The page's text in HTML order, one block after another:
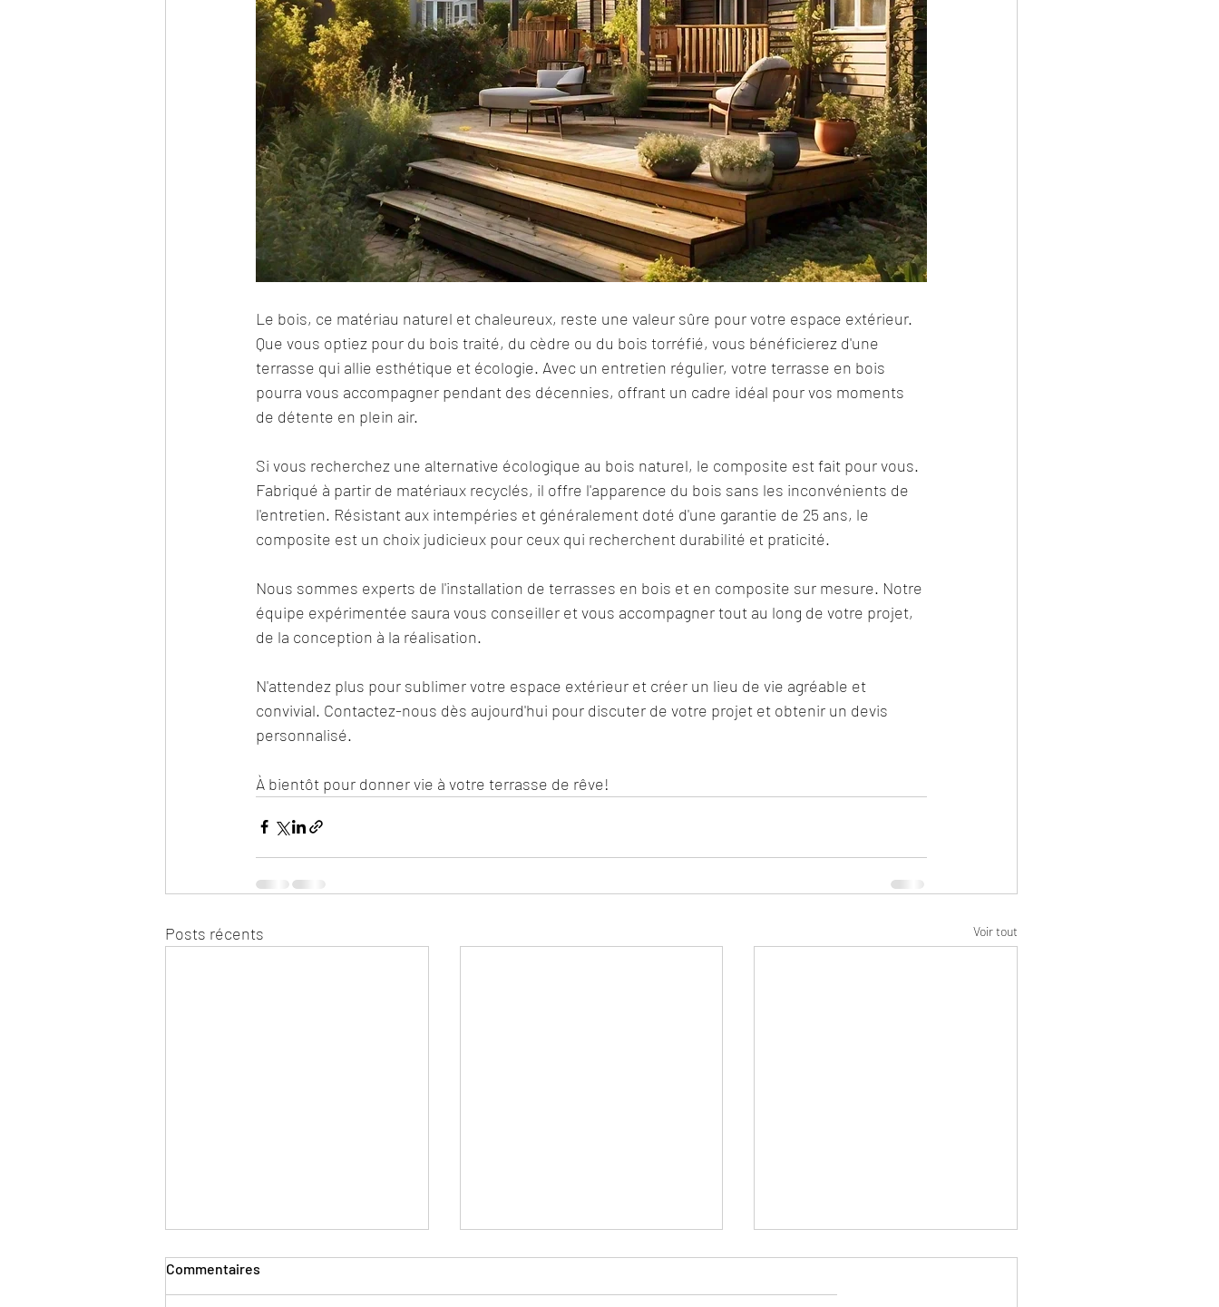
Le bois, ce matériau naturel et chaleureux, reste une valeur sûre pour votre espace extérieur.
Que vous optiez pour du bois traité, du cèdre ou du bois torréfié, vous bénéficierez d'une
terrasse qui allie esthétique et écologie. Avec un entretien régulier, votre terrasse en bois
pourra vous accompagner pendant des décennies, offrant un cadre idéal pour vos moments
de détente en plein air.
Si vous recherchez une alternative écologique au bois naturel, le composite est fait pour vous.
Fabriqué à partir de matériaux recyclés, il offre l'apparence du bois sans les inconvénients de
l'entretien. Résistant aux intempéries et généralement doté d'une garantie de 25 ans, le
composite est un choix judicieux pour ceux qui recherchent durabilité et praticité.
Nous sommes experts de l'installation de terrasses en bois et en composite sur mesure. Notre
équipe expérimentée saura vous conseiller et vous accompagner tout au long de votre projet,
de la conception à la réalisation.
N'attendez plus pour sublimer votre espace extérieur et créer un lieu de vie agréable et
convivial. Contactez-nous dès aujourd'hui pour discuter de votre projet et obtenir un devis
personnalisé.
À bientôt pour donner vie à votre terrasse de rêve!
Posts récents Voir tout
Commentaires